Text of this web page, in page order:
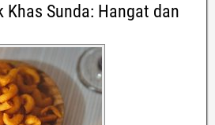
Khas Sunda: Hangat dan